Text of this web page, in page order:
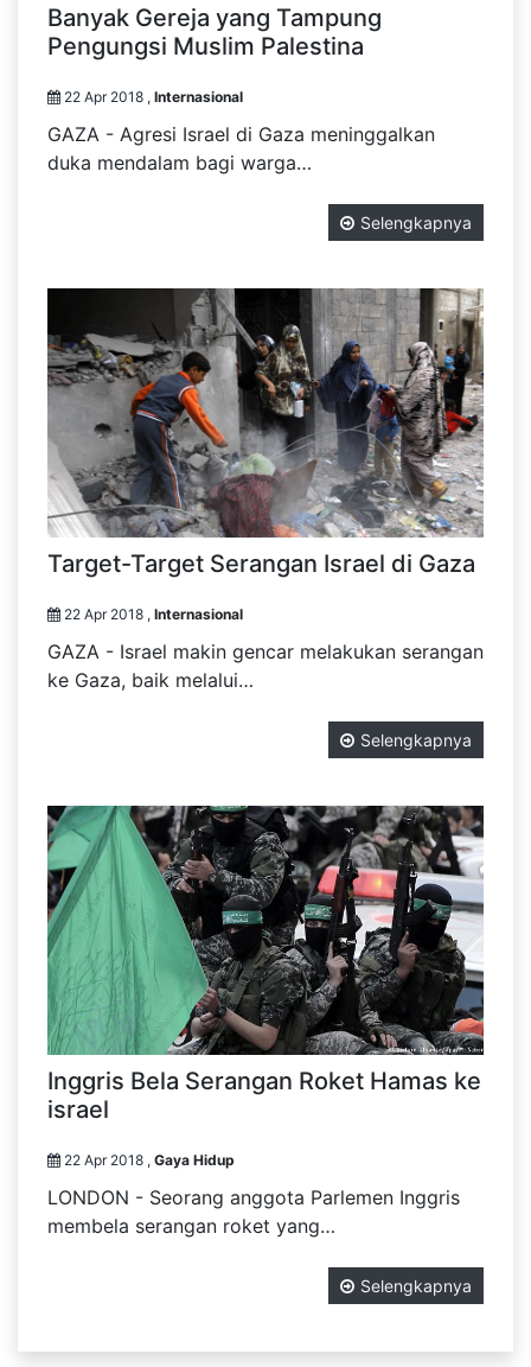
Banyak Gereja yang Tampung
Pengungsi Muslim Palestina
22 Apr 2018 , Internasional
GAZA - Agresi Israel di Gaza meninggalkan
duka mendalam bagi warga…
Selengkapnya
Target-Target Serangan Israel di Gaza
22 Apr 2018 , Internasional
GAZA - Israel makin gencar melakukan serangan
ke Gaza, baik melalui…
Selengkapnya
Inggris Bela Serangan Roket Hamas ke
israel
22 Apr 2018 , Gaya Hidup
LONDON - Seorang anggota Parlemen Inggris
membela serangan roket yang…
Selengkapnya